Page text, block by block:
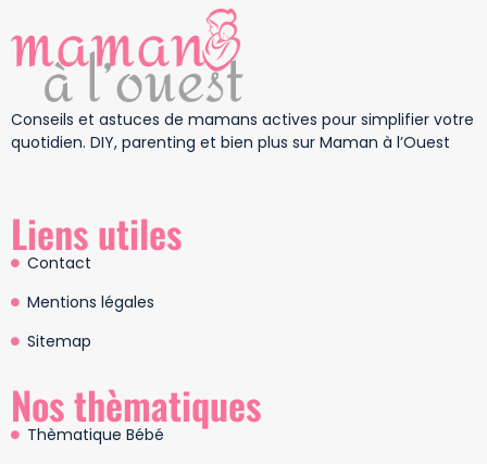
Conseils et astuces de mamans actives pour simplifier votre
quotidien. DIY, parenting et bien plus sur Maman à l’Ouest
Liens utiles
Contact
Mentions légales
Sitemap
Nos thèmatiques
Thèmatique Bébé